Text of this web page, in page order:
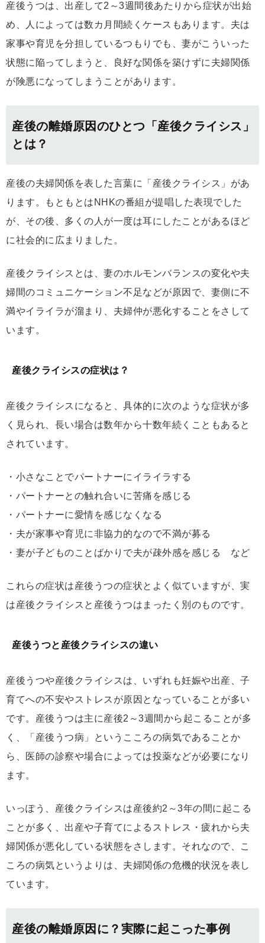
産後うつは、出産して2～3週間後あたりから症状が出始
め、人によっては数カ月間続くケースもあります。夫は
家事や育児を分担しているつもりでも、妻がこういった
状態に陥ってしまうと、良好な関係を築けずに夫婦関係
が険悪になってしまうことがあります。
産後の離婚原因のひとつ「産後クライシス」
とは？
産後の夫婦関係を表した言葉に「産後クライシス」があ
ります。もともとはNHKの番組が提唱した表現でした
が、その後、多くの人が一度は耳にしたことがあるほど
に社会的に広まりました。
産後クライシスとは、妻のホルモンバランスの変化や夫
婦間のコミュニケーション不足などが原因で、妻側に不
満やイライラが溜まり、夫婦仲が悪化することをさして
います。
産後クライシスの症状は？
産後クライシスになると、具体的に次のような症状が多
く見られ、長い場合は数年から十数年続くこともあると
されています。
・小さなことでパートナーにイライラする
・パートナーとの触れ合いに苦痛を感じる
・パートナーに愛情を感じなくなる
・夫が家事や育児に非協力的なので不満が募る
・妻が子どものことばかりで夫が疎外感を感じる など
これらの症状は産後うつの症状とよく似ていますが、実
は産後クライシスと産後うつはまったく別のものです。
産後うつと産後クライシスの違い
産後うつや産後クライシスは、いずれも妊娠や出産、子
育てへの不安やストレスが原因となっていることが多い
です。産後うつは主に産後2～3週間から起こることが多
く、「産後うつ病」というこころの病気であることか
ら、医師の診察や場合によっては投薬などが必要になり
ます。
いっぽう、産後クライシスは産後約2～3年の間に起こる
ことが多く、出産や子育てによるストレス・疲れから夫
婦関係が悪化している状態をさします。それなので、こ
ころの病気というよりは、夫婦関係の危機的状況を表し
ています。
産後の離婚原因に？実際に起こった事例